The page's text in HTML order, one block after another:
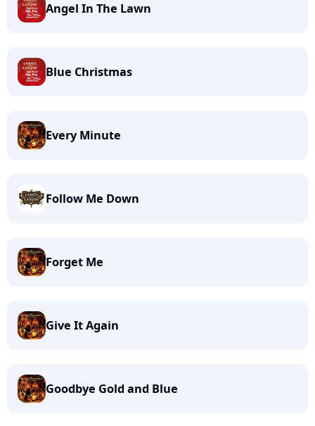
Angel In The Lawn
Blue Christmas
Every Minute
Follow Me Down
Forget Me
Give It Again
Goodbye Gold and Blue